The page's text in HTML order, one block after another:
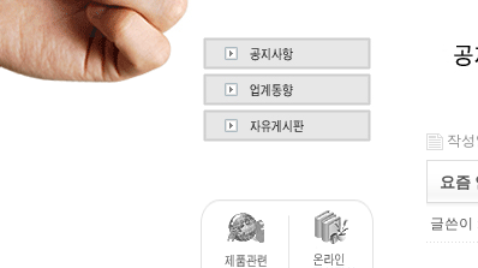
작성
요즘
글쓴이